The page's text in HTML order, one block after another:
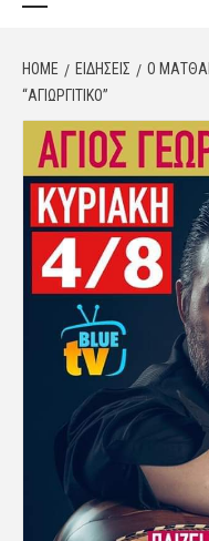
HOME ΕΙΔΗΣΕΙΣ
Ο
“ΑΓΙΩΡΓΊΤΙΚΟ”